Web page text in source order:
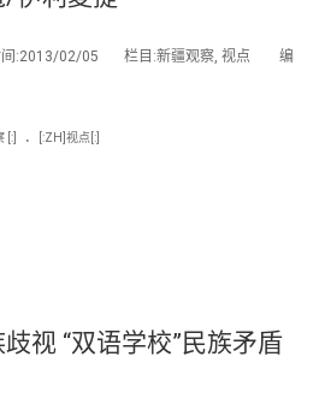
间:2013/02/05 栏目:新疆观察, 视点 编
[:] . [:ZH]视点[:]
视 “双语学校”民族矛盾